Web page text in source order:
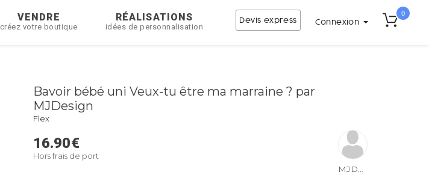
VENDRE
créez votre boutique
RÉALISATIONS
idées de personnalisation
Devis express Connexion
0
Bavoir bébé uni Veux-tu être ma marraine ? par
MJDesign
Flex
16.90€
Hors frais de port
MJDesign